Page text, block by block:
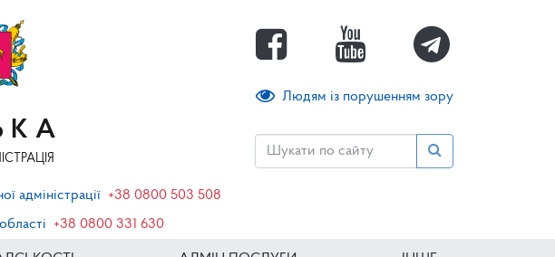
Людям із порушенням зору
адміністрації +38 0800 503 508
+38 0800 331 630